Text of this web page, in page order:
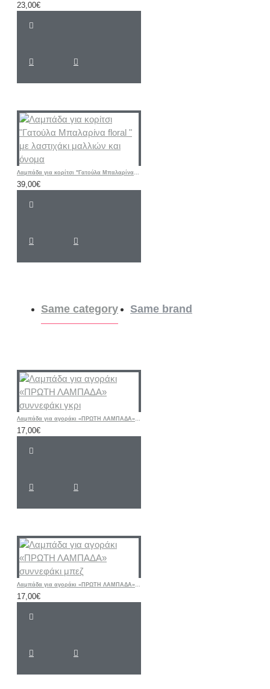
23,00€
Λαμπάδα για κορίτσι "Γατούλα Μπαλαρίνα floral " με λαστιχάκι μαλλιών και όνομα
39,00€
Same category Same brand
Λαμπάδα για αγοράκι «ΠΡΩΤΗ ΛΑΜΠΑΔΑ» συννεφάκι γκρι
17,00€
Λαμπάδα για αγοράκι «ΠΡΩΤΗ ΛΑΜΠΑΔΑ» συννεφάκι μπεζ
17,00€